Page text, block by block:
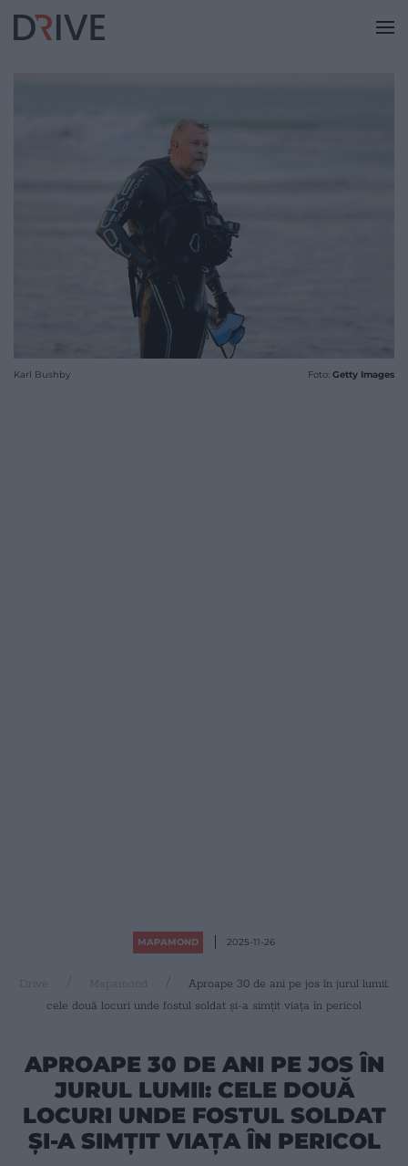
Karl Bushby Foto: Getty Images
MAPAMOND 2025-11-26
Drive Mapamond
Aproape 30 de ani pe jos în jurul lumii:
cele două locuri unde fostul soldat și-a simțit viața în pericol
APROAPE 30 DE ANI PE JOS ÎN
JURUL LUMII: CELE DOUĂ
LOCURI UNDE FOSTUL SOLDAT
ȘI-A SIMȚIT VIAȚA ÎN PERICOL